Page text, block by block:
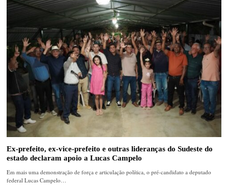
Ex-prefeito, ex-vice-prefeito e outras lideranças do Sudeste do
estado declaram apoio a Lucas Campelo
Em mais uma demonstração de força e articulação política, o pré-candidato a deputado
federal Lucas Campelo…